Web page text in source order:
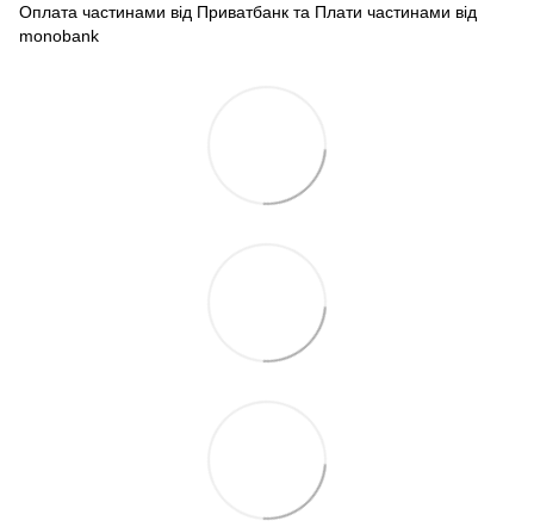
Оплата частинами від Приватбанк та Плати частинами від
monobank